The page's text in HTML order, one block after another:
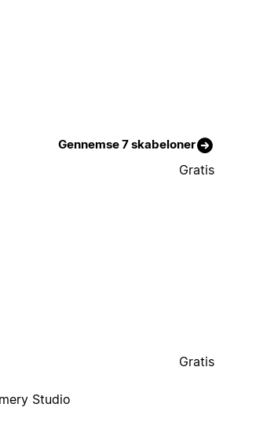
Gennemse 7 skabeloner
Gratis
Studio
Gratis